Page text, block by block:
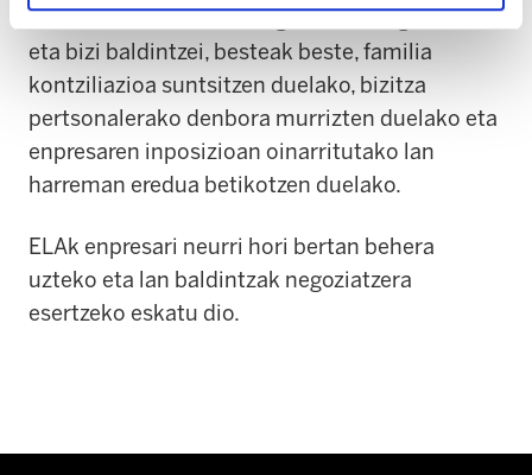
zatituak kalte handia eragiten die langileen lan
eta bizi baldintzei, besteak beste, familia
kontziliazioa suntsitzen duelako, bizitza
pertsonalerako denbora murrizten duelako eta
enpresaren inposizioan oinarritutako lan
harreman eredua betikotzen duelako.
ELAk enpresari neurri hori bertan behera
uzteko eta lan baldintzak negoziatzera
esertzeko eskatu dio.